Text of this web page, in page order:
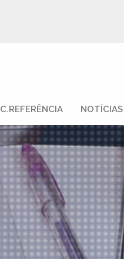
C.REFERÊNCIA NOTÍCIAS